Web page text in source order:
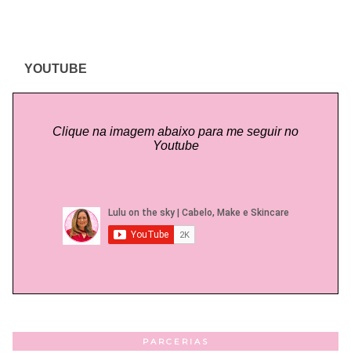
YOUTUBE
Clique na imagem abaixo para me seguir no
Youtube
PARCERIAS